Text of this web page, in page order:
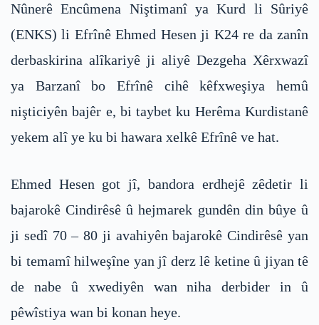
Nûnerê Encûmena Niştimanî ya Kurd li Sûriyê
(ENKS) li Efrînê Ehmed Hesen ji K24 re da zanîn
derbaskirina alîkariyê ji aliyê Dezgeha Xêrxwazî
ya Barzanî bo Efrînê cihê kêfxweşiya hemû
nişticiyên bajêr e, bi taybet ku Herêma Kurdistanê
yekem alî ye ku bi hawara xelkê Efrînê ve hat.
Ehmed Hesen got jî, bandora erdhejê zêdetir li
bajarokê Cindirêsê û hejmarek gundên din bûye û
ji sedî 70 – 80 ji avahiyên bajarokê Cindirêsê yan
bi temamî hilweşîne yan jî derz lê ketine û jiyan tê
de nabe û xwediyên wan niha derbider in û
pêwîstiya wan bi konan heye.